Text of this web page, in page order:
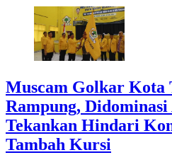
Muscam Golkar Kota
Rampung,
Tekankan Hindari
Tambah Kursi